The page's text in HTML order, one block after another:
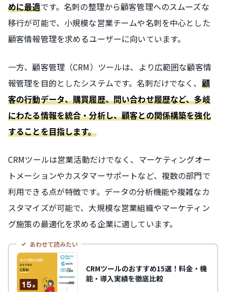
めに最適です。名刺の整理から顧客管理へのスムーズな
移行が可能で、小規模な営業チームや名刺を中心とした
顧客情報管理を求めるユーザーに向いています。
一方、顧客管理（CRM）ツールは、より広範囲な顧客情
報管理を目的としたシステムです。名刺だけでなく、 顧
客の行動データ、購買履歴、問い合わせ履歴など、多岐
にわたる情報を統合・分析し、顧客との関係構築を強化
することを目指します。
CRMツールは営業活動だけでなく、マーケティングオー
トメーションやカスタマーサポートなど、複数の部門で
利用できる点が特徴です。データの分析機能や複雑なカ
スタマイズが可能で、大規模な営業組織やマーケティン
グ施策の最適化を求める企業に適しています。
あわせて読みたい
CRMツールのおすすめ15選！料金・機
能・導入実績を徹底比較